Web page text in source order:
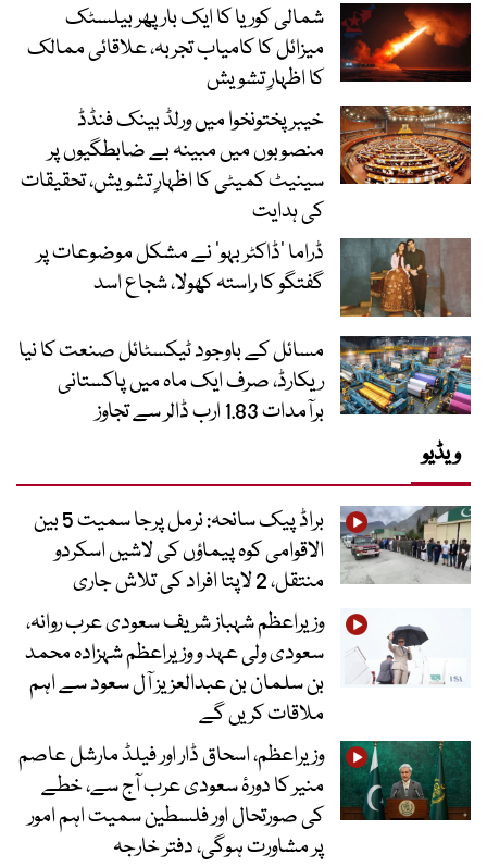
شمالی کوریا کا ایک بار پھر بیلسٹک
میزائل کا کامیاب تجربہ، علاقائی ممالک
کا اظہارِ تشویش
خیبرپختونخوا میں ورلڈ بینک فنڈڈ
منصوبوں میں مبینہ بے ضابطگیوں پر
سینیٹ کمیٹی کا اظہارِ تشویش، تحقیقات
کی ہدایت
ڈراما ’ڈاکٹر بہو‘ نے مشکل موضوعات پر
گفتگو کا راستہ کھولا، شجاع اسد
مسائل کے باوجود ٹیکسٹائل صنعت کا نیا
ریکارڈ، صرف ایک ماہ میں پاکستانی
برآمدات 1.83 ارب ڈالر سے تجاوز
ویڈیو
براڈ پیک سانحہ: نرمل پرجا سمیت 5 بین
الاقوامی کوہ پیماؤں کی لاشیں اسکردو
منتقل، 2 لاپتا افراد کی تلاش جاری
وزیراعظم شہباز شریف سعودی عرب روانہ،
سعودی ولی عہد و وزیراعظم شہزادہ محمد
بن سلمان بن عبدالعزیز آل سعود سے اہم
ملاقات کریں گے
وزیراعظم، اسحاق ڈار اور فیلڈ مارشل عاصم
منیر کا دورۂ سعودی عرب آج سے، خطے
کی صورتحال اور فلسطین سمیت اہم امور
پر مشاورت ہوگی، دفتر خارجہ